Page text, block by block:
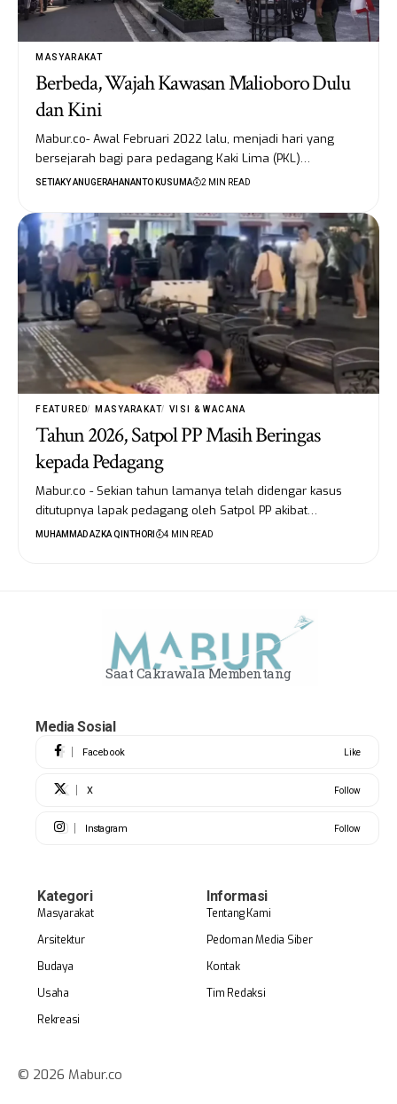
MASYARAKAT
Berbeda, Wajah Kawasan Malioboro Dulu
dan Kini
Mabur.co- Awal Februari 2022 lalu, menjadi hari yang
bersejarah bagi para pedagang Kaki Lima (PKL)…
SETIAKY ANUGERAHANANTO KUSUMA 2 MIN READ
FEATURED MASYARAKAT VISI & WACANA
Tahun 2026, Satpol PP Masih Beringas
kepada Pedagang
Mabur.co - Sekian tahun lamanya telah didengar kasus
ditutupnya lapak pedagang oleh Satpol PP akibat…
MUHAMMAD AZKA QINTHORI 4 MIN READ
Saat Cakrawala Membentang
Media Sosial
Facebook Like
X Follow
Instagram Follow
Kategori
Masyarakat
Arsitektur
Budaya
Usaha
Rekreasi
Informasi
Tentang Kami
Pedoman Media Siber
Kontak
Tim Redaksi
© 2026 Mabur.co